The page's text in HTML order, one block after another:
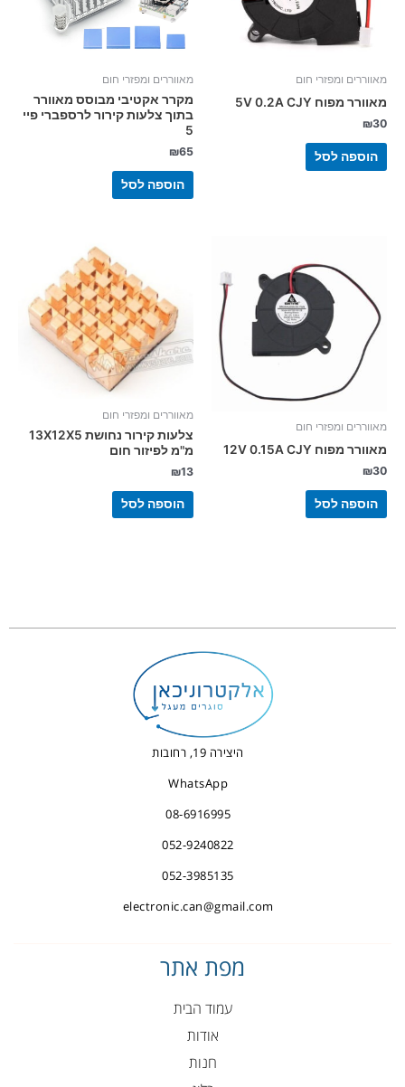
מאווררים ומפזרי חום
מאוורר מפוח 5V 0.2A CJY
₪30
הוספה לסל
מאווררים ומפזרי חום
מקרר אקטיבי מבוסס מאוורר
בתוך צלעות קירור לרספברי פיי
5
₪65
הוספה לסל
מאווררים ומפזרי חום
מאוורר מפוח 12V 0.15A CJY
₪30
הוספה לסל
מאווררים ומפזרי חום
צלעות קירור נחושת 13X12X5
מ"מ לפיזור חום
₪13
הוספה לסל
היצירה 19, רחובות
WhatsApp
08-6916995
052-9240822
052-3985135
electronic.can@gmail.com
מפת אתר
עמוד הבית
אודות
חנות